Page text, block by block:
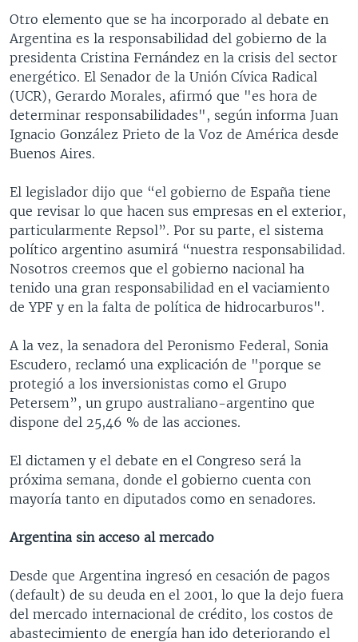
Otro elemento que se ha incorporado al debate en
Argentina es la responsabilidad del gobierno de la
presidenta Cristina Fernández en la crisis del sector
energético. El Senador de la Unión Cívica Radical
(UCR), Gerardo Morales, afirmó que "es hora de
determinar responsabilidades", según informa Juan
Ignacio González Prieto de la Voz de América desde
Buenos Aires.
El legislador dijo que “el gobierno de España tiene
que revisar lo que hacen sus empresas en el exterior,
particularmente Repsol”. Por su parte, el sistema
político argentino asumirá “nuestra responsabilidad.
Nosotros creemos que el gobierno nacional ha
tenido una gran responsabilidad en el vaciamiento
de YPF y en la falta de política de hidrocarburos".
A la vez, la senadora del Peronismo Federal, Sonia
Escudero, reclamó una explicación de "porque se
protegió a los inversionistas como el Grupo
Petersem”, un grupo australiano-argentino que
dispone del 25,46 % de las acciones.
El dictamen y el debate en el Congreso será la
próxima semana, donde el gobierno cuenta con
mayoría tanto en diputados como en senadores.
Argentina sin acceso al mercado
Desde que Argentina ingresó en cesación de pagos
(default) de su deuda en el 2001, lo que la dejo fuera
del mercado internacional de crédito, los costos de
abastecimiento de energía han ido deteriorando el